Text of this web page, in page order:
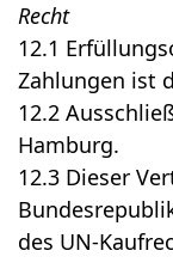
Recht
12.1
Zahlungen ist
12.2
Hamburg.
12.3 Dieser
des UN-